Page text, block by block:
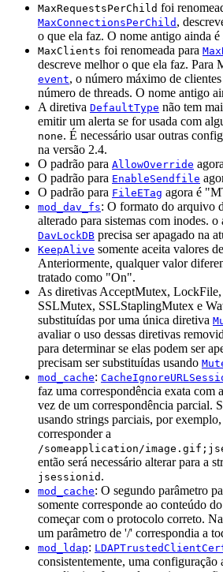
MaxRequestsPerChild foi
MaxConnectionsPerChild ,
o que ela faz. O nome antigo ainda é
MaxClients foi renomeada para
descreve melhor o que ela faz. Para
event, o número máximo de
número de threads. O nome antigo
A diretiva DefaultType não tem
emitir um alerta se for usada com
none. É necessário usar outras
na versão 2.4.
O padrão para AllowOverride
O padrão para EnableSendfile
O padrão para FileETag agora é
mod_dav_fs: O formato do arquivo
alterado para sistemas com inodes.
DavLockDB precisa ser apagado na
KeepAlive somente aceita valores de
Anteriormente, qualquer valor
tratado como "On".
As diretivas AcceptMutex,
SSLMutex, SSLStaplingMutex e
substituídas por uma única diretiva
avaliar o uso dessas diretivas
para determinar se elas podem ser
precisam ser substituídas usando
mod_cache:
faz uma correspondência exata com
vez de um correspondência parcial.
usando strings parciais, por
corresponder a
/someapplication/
então será necessário alterar para a
jsessionid .
mod_cache: O segundo parâmetro
somente corresponde ao conteúdo
começar com o protocolo correto.
um parâmetro de '/' correspondia a
mod_ldap:
consistentemente, uma configuração